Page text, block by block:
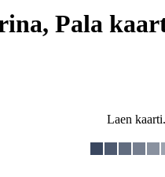
Pala
Laen